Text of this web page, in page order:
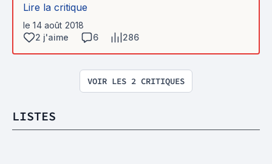
Lire la critique
le 14 août 2018
2 j'aime
6 286
VOIR LES 2 CRITIQUES
LISTES